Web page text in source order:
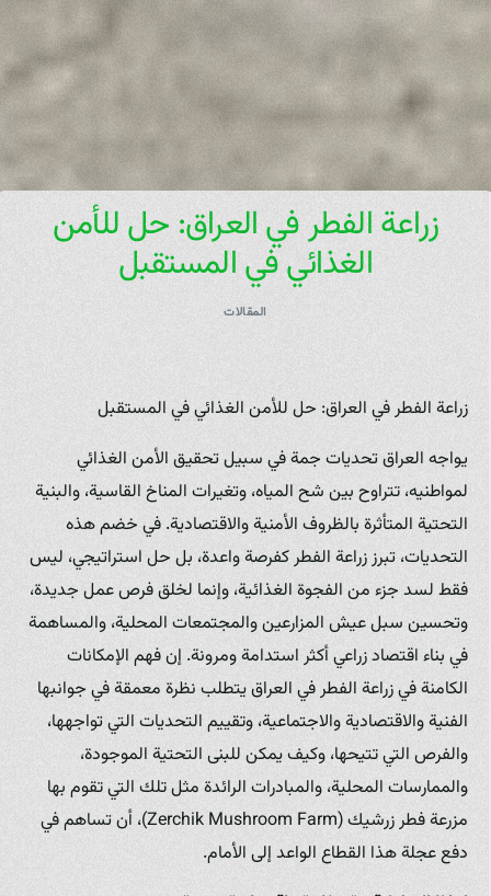
زراعة الفطر في العراق: حل للأمن
الغذائي في المستقبل
المقالات
زراعة الفطر في العراق: حل للأمن الغذائي في المستقبل
يواجه العراق تحديات جمة في سبيل تحقيق الأمن الغذائي
لمواطنيه، تتراوح بين شح المياه، وتغيرات المناخ القاسية، والبنية
التحتية المتأثرة بالظروف الأمنية والاقتصادية. في خضم هذه
التحديات، تبرز زراعة الفطر كفرصة واعدة، بل حل استراتيجي، ليس
فقط لسد جزء من الفجوة الغذائية، وإنما لخلق فرص عمل جديدة،
وتحسين سبل عيش المزارعين والمجتمعات المحلية، والمساهمة
في بناء اقتصاد زراعي أكثر استدامة ومرونة. إن فهم الإمكانات
الكامنة في زراعة الفطر في العراق يتطلب نظرة معمقة في جوانبها
الفنية والاقتصادية والاجتماعية، وتقييم التحديات التي تواجهها،
والفرص التي تتيحها، وكيف يمكن للبنى التحتية الموجودة،
والممارسات المحلية، والمبادرات الرائدة مثل تلك التي تقوم بها
مزرعة فطر زرشيك (Zerchik Mushroom Farm)، أن تساهم في
دفع عجلة هذا القطاع الواعد إلى الأمام.